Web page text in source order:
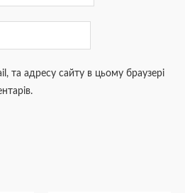
та адресу сайту в цьому браузері